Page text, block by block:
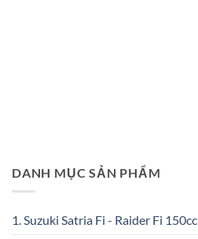
DANH MỤC SẢN PHẨM
1. Suzuki Satria Fi - Raider Fi 150cc